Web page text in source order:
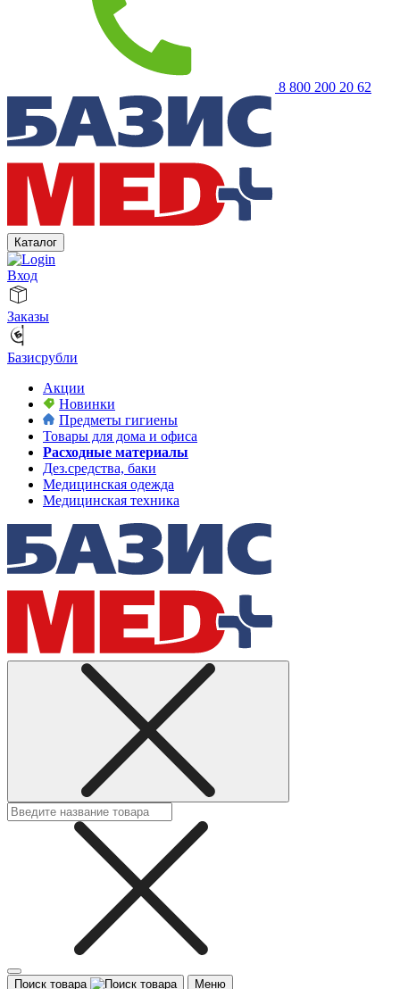
8 800 200 20 62
Каталог
Вход
Заказы
Базисрубли
Акции
Новинки
Предметы гигиены
Товары для дома и офиса
Расходные материалы
Дез.средства, баки
Медицинская одежда
Медицинская техника
Поиск товара Меню